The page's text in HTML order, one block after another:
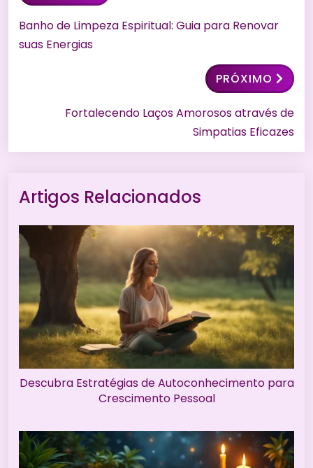
Banho de Limpeza Espiritual: Guia para Renovar
suas Energias
PRÓXIMO
Fortalecendo Laços Amorosos através de
Simpatias Eficazes
Artigos Relacionados
Descubra Estratégias de Autoconhecimento para
Crescimento Pessoal